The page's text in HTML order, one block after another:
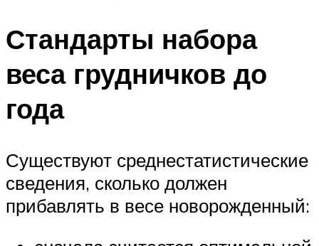
Стандарты набора
веса грудничков до
года
Существуют среднестатистические
сведения, сколько должен
прибавлять в весе новорожденный: